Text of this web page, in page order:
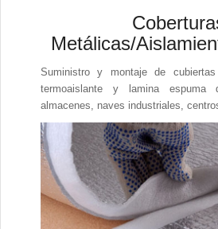
Metálicas/
Suministro y montaje de
termoaislante y lamina espuma
almacenes, naves industriales,